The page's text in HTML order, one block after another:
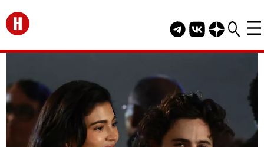
Перейти на главную
Telegram канал
Группа HELLO
Канал